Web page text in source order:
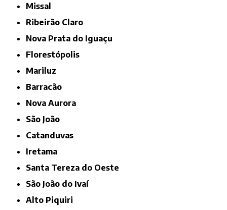
Missal
Ribeirão Claro
Nova Prata do Iguaçu
Florestópolis
Mariluz
Barracão
Nova Aurora
São João
Catanduvas
Iretama
Santa Tereza do Oeste
São João do Ivaí
Alto Piquiri